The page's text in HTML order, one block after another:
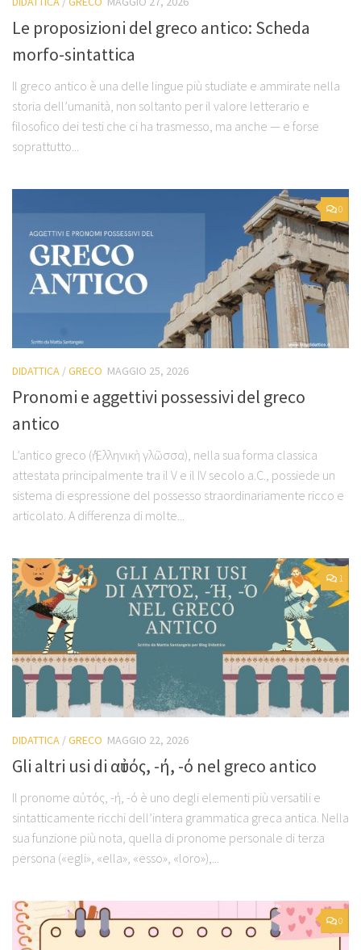
Le proposizioni del greco antico: Scheda
morfo-sintattica
Il greco antico è una delle lingue più studiate e ammirate nella
storia dell’umanità, non soltanto per il valore letterario e
filosofico dei testi che ci ha trasmesso, ma anche — e forse
soprattutto...
0
DIDATTICA /GRECO MAGGIO 25, 2026
Pronomi e aggettivi possessivi del greco
antico
L’antico greco (ἡ Ἑλληνικὴ γλῶσσα), nella sua forma classica
attestata principalmente tra il V e il IV secolo a.C., possiede un
sistema di espressione del possesso straordinariamente ricco e
articolato. A differenza di molte...
1
DIDATTICA /GRECO MAGGIO 22, 2026
Gli altri usi di αὐτός, -ή, -ό nel greco antico
Il pronome αὐτός, -ή, -ό è uno degli elementi più versatili e
sintatticamente ricchi dell’intera grammatica greca antica. Nella
sua funzione più nota, quella di pronome personale di terza
persona («egli», «ella», «esso», «loro»),...
0